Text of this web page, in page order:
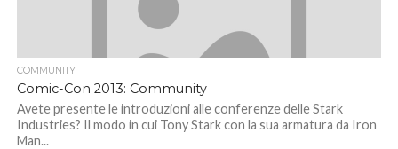
COMMUNITY
Comic-Con 2013: Community
Avete presente le introduzioni alle conferenze delle Stark
Industries? Il modo in cui Tony Stark con la sua armatura da Iron
Man...